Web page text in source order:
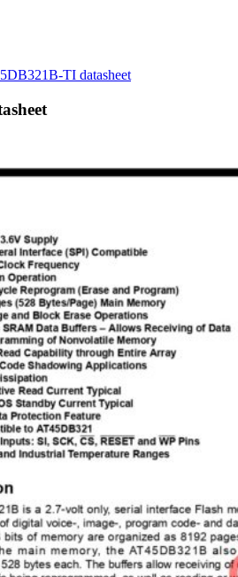
TI datasheet